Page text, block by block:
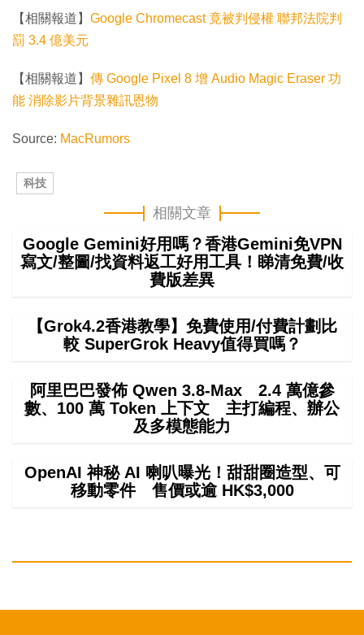
【相關報道】 Google Chromecast 竟被判侵權 聯邦法院判
罰 3.4 億美元
【相關報道】 傳 Google Pixel 8 增 Audio Magic Eraser 功
能 消除影片背景雜訊恩物
Source: MacRumors
科技
相關文章
Google Gemini好用嗎？香港Gemini免VPN
寫文/整圖/找資料返工好用工具！睇清免費/收
費版差異
【Grok4.2香港教學】免費使用/付費計劃比
較 SuperGrok Heavy值得買嗎？
阿里巴巴發佈 Qwen 3.8-Max 2.4 萬億參
數、100 萬 Token 上下文 主打編程、辦公
及多模態能力
OpenAI 神秘 AI 喇叭曝光！甜甜圈造型、可
移動零件 售價或逾 HK$3,000